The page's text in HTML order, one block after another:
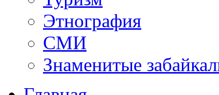
Этнография
СМИ
Знаменитые